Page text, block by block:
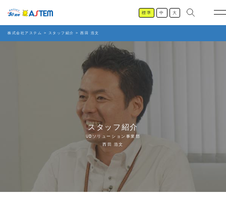
標準 中 大
株式会社アステム > スタッフ紹介 > 西田 浩文
スタッフ紹介
UDソリューション事業部
西田 浩文